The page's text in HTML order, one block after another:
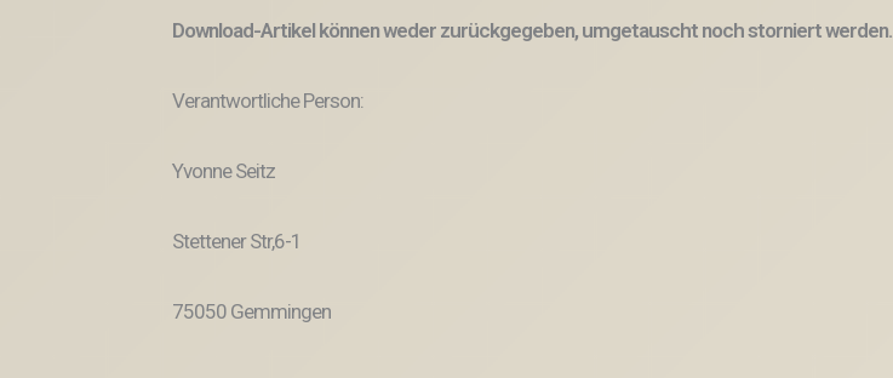
Download-Artikel können weder zurückgegeben, umgetauscht noch storniert werden.
Verantwortliche Person:
Yvonne Seitz
Stettener Str,6-1
75050 Gemmingen